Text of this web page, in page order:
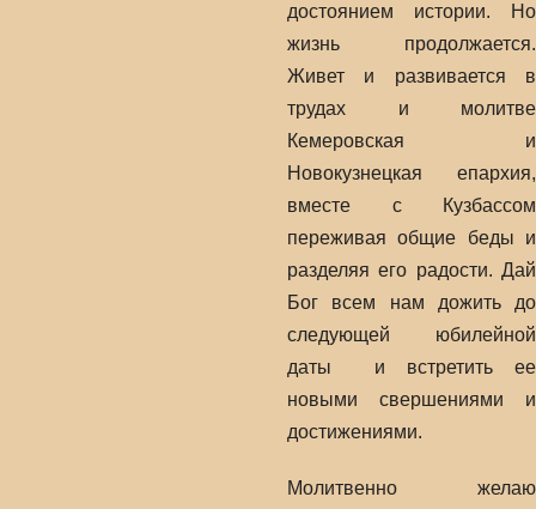
достоянием истории. Но
жизнь продолжается.
Живет и развивается в
трудах и молитве
Кемеровская и
Новокузнецкая епархия,
вместе с Кузбассом
переживая общие беды и
разделяя его радости. Дай
Бог всем нам дожить до
следующей юбилейной
даты и встретить ее
новыми свершениями и
достижениями.
Молитвенно желаю